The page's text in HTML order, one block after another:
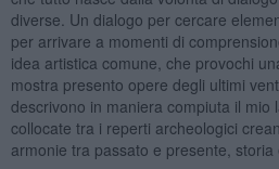
diverse. Un dialogo per cercare
per arrivare a momenti di
idea artistica comune, che provochi
mostra presento opere degli ultimi
descrivono in maniera compiuta il mio
collocate tra i reperti archeologici
armonie tra passato e presente, storia